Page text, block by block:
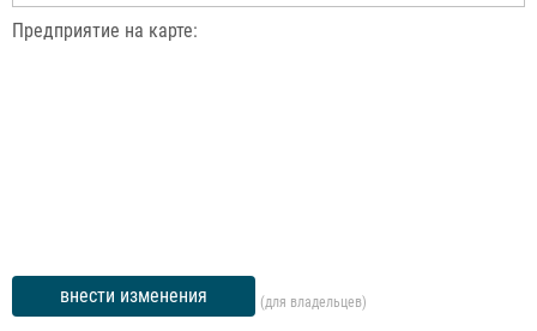
Предприятие на карте:
внести изменения (для владельцев)